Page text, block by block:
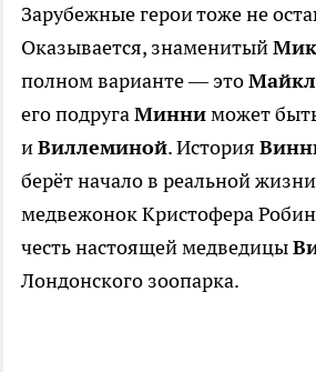
Зарубежные герои тоже не
Оказывается, знаменитый
полном варианте — это
его подругаМинниможет
иВиллеминой. История
берёт начало в реальной
медвежонок Кристофера
честь настоящей медведицы
Лондонского зоопарка.